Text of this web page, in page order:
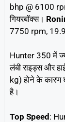
bhp @ 6100
गियरबॉक्स।
7750 rpm,
Hunter 350 में
लंबी राइड्स और
kg) होने के कारण
है।
Top Speed: